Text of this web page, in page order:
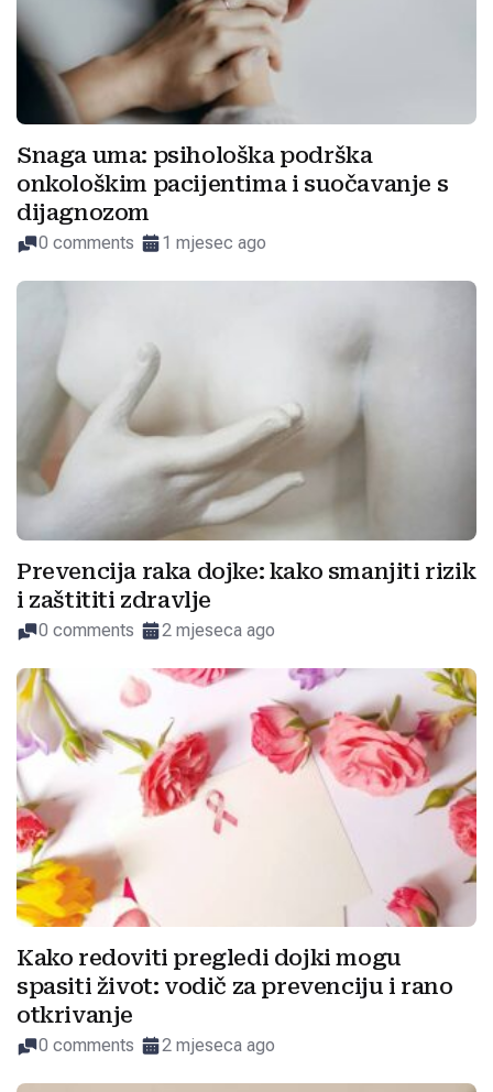
Snaga uma: psihološka podrška
onkološkim pacijentima i suočavanje s
dijagnozom
0 comments 1 mjesec ago
Prevencija raka dojke: kako smanjiti rizik
i zaštititi zdravlje
0 comments 2 mjeseca ago
Kako redoviti pregledi dojki mogu
spasiti život: vodič za prevenciju i rano
otkrivanje
0 comments 2 mjeseca ago